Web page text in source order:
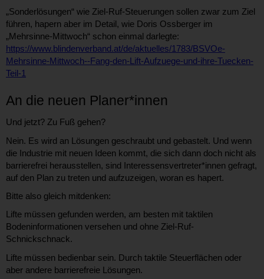
„Sonderlösungen“ wie Ziel-Ruf-Steuerungen sollen zwar zum Ziel
führen, hapern aber im Detail, wie Doris Ossberger im
„Mehrsinne-Mittwoch“ schon einmal darlegte:
https://www.blindenverband.at/de/aktuelles/1783/BSVOe-
Mehrsinne-Mittwoch--Fang-den-Lift-Aufzuege-und-ihre-Tuecken-
Teil-1
An die neuen Planer*innen
Und jetzt? Zu Fuß gehen?
Nein. Es wird an Lösungen geschraubt und gebastelt. Und wenn
die Industrie mit neuen Ideen kommt, die sich dann doch nicht als
barrierefrei herausstellen, sind Interessensvertreter*innen gefragt,
auf den Plan zu treten und aufzuzeigen, woran es hapert.
Bitte also gleich mitdenken:
Lifte müssen gefunden werden, am besten mit taktilen
Bodeninformationen versehen und ohne Ziel-Ruf-
Schnickschnack.
Lifte müssen bedienbar sein. Durch taktile Steuerflächen oder
aber andere barrierefreie Lösungen.